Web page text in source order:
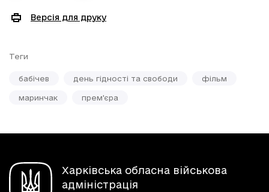
Версія для друку
Теги
бабічев день гідності та свободи фільм
маринчак прем'єра
Харківська обласна військова
адміністрація